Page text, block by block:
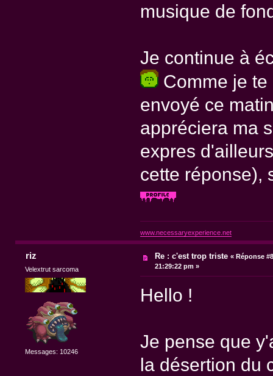
musique de
Je continue à
Comme je te
envoyé ce
appréciera ma
expres
cette réponse),
www.necessaryexperience.net
riz
Velextrut sarcoma
Messages: 10246
Re : c'est trop triste «Réponse
21:29:22 pm »
Hello !
Je pense que
la désertion du